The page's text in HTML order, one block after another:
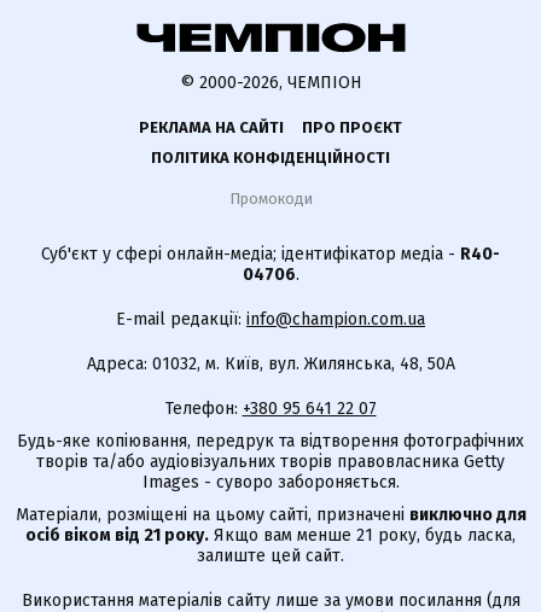
© 2000-2026, ЧЕМПІОН
РЕКЛАМА НА САЙТІ
ПРО ПРОЄКТ
ПОЛІТИКА КОНФІДЕНЦІЙНОСТІ
Промокоди
Суб'єкт у сфері онлайн-медіа; ідентифікатор медіа - R40-
04706.
E-mail редакції: info@champion.com.ua
Адреса: 01032, м. Київ, вул. Жилянська, 48, 50А
Телефон: +380 95 641 22 07
Будь-яке копіювання, передрук та відтворення фотографічних
творів та/або аудіовізуальних творів правовласника Getty
Images - суворо забороняється.
Матеріали, розміщені на цьому сайті, призначені виключно для
осіб віком від 21 року. Якщо вам менше 21 року, будь ласка,
залиште цей сайт.
Використання матеріалів сайту лише за умови посилання (для